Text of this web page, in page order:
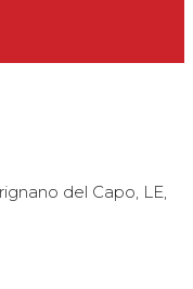
del Capo, LE,